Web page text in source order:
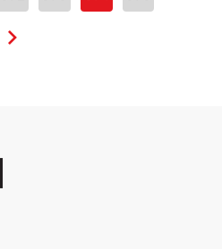
Seuraava sivu